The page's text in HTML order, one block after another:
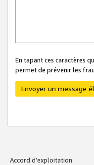
En tapant ces caractères
permet de prévenir les
Envoyer un message
Accord d’exploitation